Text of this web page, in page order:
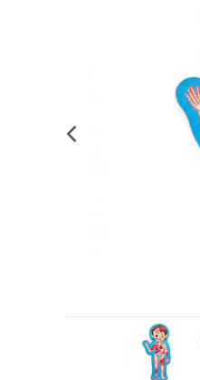
Plastificació,
Dibuix tècnic i